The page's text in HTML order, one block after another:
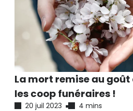
parcours de nos confrères
saluons. Retour aussi sur ce
d'activité représente pour
vise à rendre à la mort la
La mort remise au
les coop funéraires !
20 juil 2023 4 mins